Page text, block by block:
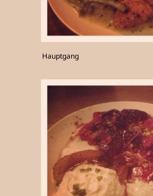
Hauptgang